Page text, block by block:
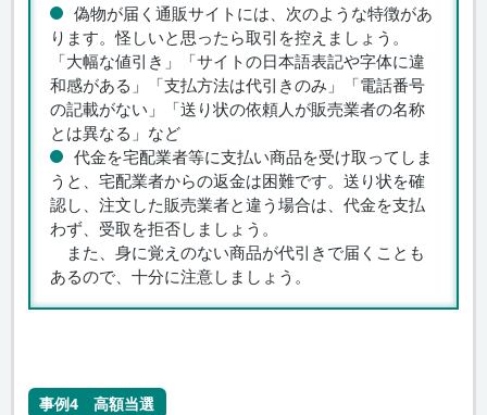
偽物が届く通販サイトには、次のような特徴があ
ります。怪しいと思ったら取引を控えましょう。
「大幅な値引き」「サイトの日本語表記や字体に違
和感がある」「支払方法は代引きのみ」「電話番号
の記載がない」「送り状の依頼人が販売業者の名称
とは異なる」など
代金を宅配業者等に支払い商品を受け取ってしま
うと、宅配業者からの返金は困難です。送り状を確
認し、注文した販売業者と違う場合は、代金を支払
わず、受取を拒否しましょう。
また、身に覚えのない商品が代引きで届くことも
あるので、十分に注意しましょう。
事例4 高額当選